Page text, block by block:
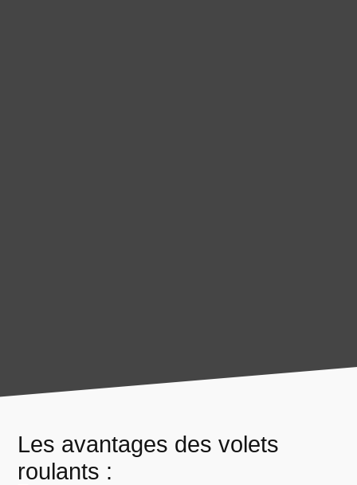
Les avantages des volets
roulants :